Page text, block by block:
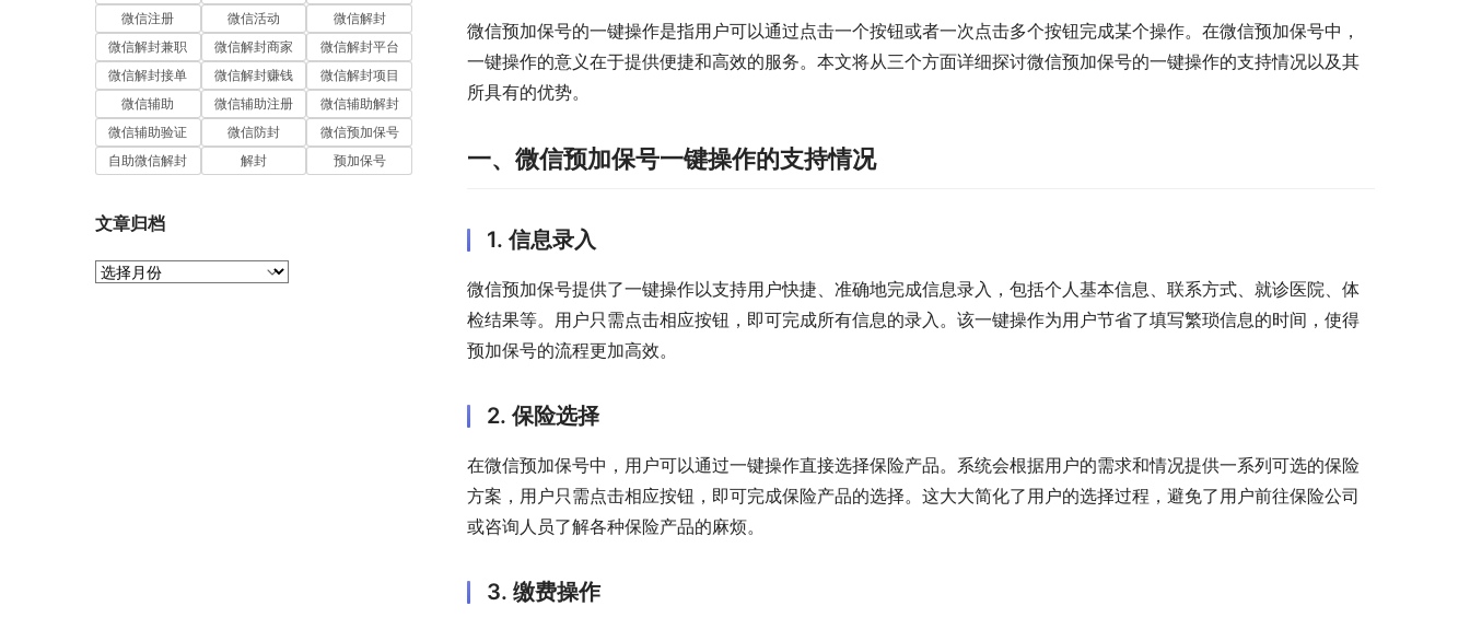
微信预加保号的一键操作是指用户可以通过点击一个按钮或者一次点击多个按钮完成某个操作。在微信预加保号中，
一键操作的意义在于提供便捷和高效的服务。本文将从三个方面详细探讨微信预加保号的一键操作的支持情况以及其
所具有的优势。
一、微信预加保号一键操作的支持情况
1. 信息录入
微信预加保号提供了一键操作以支持用户快捷、准确地完成信息录入，包括个人基本信息、联系方式、就诊医院、体
检结果等。用户只需点击相应按钮，即可完成所有信息的录入。该一键操作为用户节省了填写繁琐信息的时间，使得
预加保号的流程更加高效。
2. 保险选择
在微信预加保号中，用户可以通过一键操作直接选择保险产品。系统会根据用户的需求和情况提供一系列可选的保险
方案，用户只需点击相应按钮，即可完成保险产品的选择。这大大简化了用户的选择过程，避免了用户前往保险公司
或咨询人员了解各种保险产品的麻烦。
3. 缴费操作
微信注册
微信活动
微信解封
微信解封兼职
微信解封商家
微信解封平台
微信解封接单
微信解封赚钱
微信解封项目
微信辅助
微信辅助注册
微信辅助解封
微信辅助验证
微信防封
微信预加保号
自助微信解封
解封 预加保号
文章归档
文